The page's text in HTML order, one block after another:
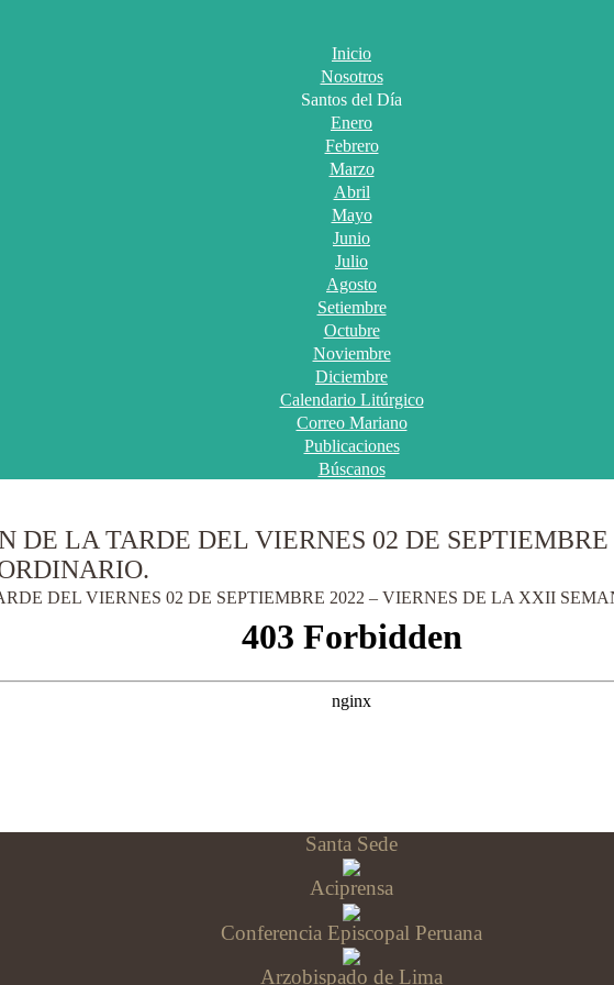
Inicio
Nosotros
Santos del Día
Enero
Febrero
Marzo
Abril
Mayo
Junio
Julio
Agosto
Setiembre
Octubre
Noviembre
Diciembre
Calendario Litúrgico
Correo Mariano
Publicaciones
Búscanos
DE LA TARDE DEL VIERNES 02 DE
DEL VIERNES 02 DE SEPTIEMBRE 2022 – VIERNES DE LA XXII
Santa Sede
Aciprensa
Conferencia Episcopal Peruana
Arzobispado de Lima